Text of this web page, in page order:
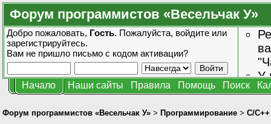
Форум программистов «Весельчак У»
Добро пожаловать, Гость. Пожалуйста, войдите или
зарегистрируйтесь.
Вам не пришло письмо с кодом активации?
У
Начало Наши сайты Правила Помощь Поиск
Форум программистов «Весельчак У» > Программирование > C/C++